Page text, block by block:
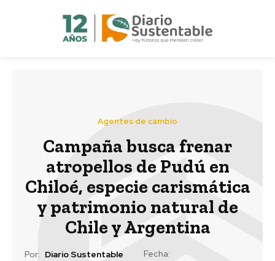
Agentes de cambio
Campaña busca frenar
atropellos de Pudú en
Chiloé, especie carismática
y patrimonio natural de
Chile y Argentina
Por: Diario Sustentable
Fecha: